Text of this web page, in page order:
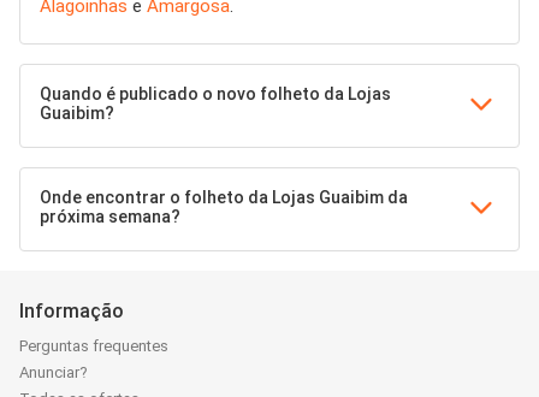
Alagoinhas e Amargosa.
Quando é publicado o novo folheto da Lojas
Guaibim?
Onde encontrar o folheto da Lojas Guaibim da
próxima semana?
Informação
Perguntas frequentes
Anunciar?